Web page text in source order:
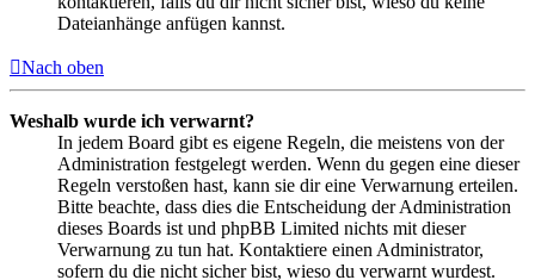
Dateianhänge anfügen kannst.
Nach oben
Weshalb wurde ich verwarnt?
In jedem Board gibt es eigene Regeln, die meistens von der
Administration festgelegt werden. Wenn du gegen eine dieser
Regeln verstoßen hast, kann sie dir eine Verwarnung erteilen.
Bitte beachte, dass dies die Entscheidung der Administration
dieses Boards ist und phpBB Limited nichts mit dieser
Verwarnung zu tun hat. Kontaktiere einen Administrator,
sofern du die nicht sicher bist, wieso du verwarnt wurdest.